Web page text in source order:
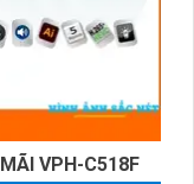
VPH-C518F